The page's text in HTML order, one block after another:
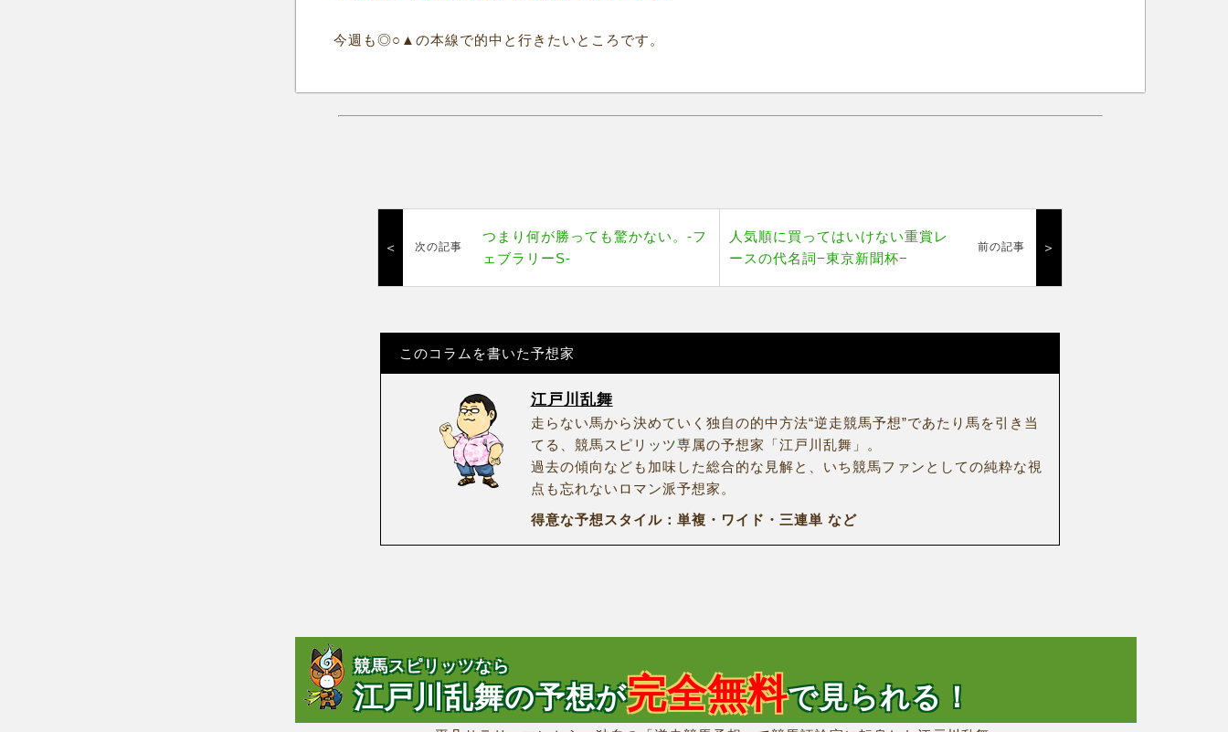
今週も◎○▲の本線で的中と行きたいところです。
＜ 次の記事
つまり何が勝っても驚かない。-フ
ェブラリーS-
人気順に買ってはいけない重賞レ
ースの代名詞−東京新聞杯−
前の記事 ＞
このコラムを書いた予想家
江戸川乱舞
走らない馬から決めていく独自の的中方法“逆走競馬予想”であたり馬を引き当
てる、競馬スピリッツ専属の予想家「江戸川乱舞」。
過去の傾向なども加味した総合的な見解と、いち競馬ファンとしての純粋な視
点も忘れないロマン派予想家。
得意な予想スタイル：単複・ワイド・三連単 など
競馬スピリッツなら
江戸川乱舞の予想が完全無料で見られる！